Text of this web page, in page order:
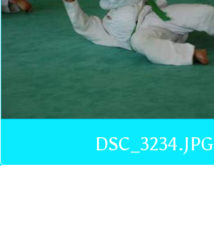
DSC_3234.JPG